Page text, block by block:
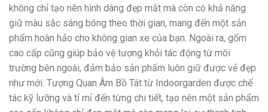
không chỉ tạo nên hình dáng đẹp mắt mà còn có khả năng
giữ màu sắc sáng bóng theo thời gian, mang đến một sản
phẩm hoàn hảo cho không gian xe của bạn. Ngoài ra, gốm
cao cấp cũng giúp bảo vệ tượng khỏi tác động từ môi
trường bên ngoài, đảm bảo sản phẩm luôn giữ được vẻ đẹp
như mới. Tượng Quan Âm Bồ Tát từ Indoorgarden được chế
tác kỹ lưỡng và tỉ mỉ đến từng chi tiết, tạo nên một sản phẩm